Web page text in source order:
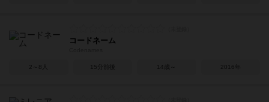
コードネーム
2～8人 15分前後 14歳～ 2016年